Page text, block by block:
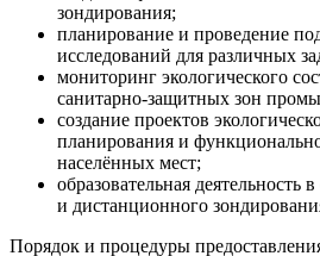
зондирования;
планирование и проведение
исследований для различных
мониторинг экологического
санитарно-защитных зон
создание проектов
планирования и
населённых мест;
образовательная деятельность
и дистанционного
Порядок и процедуры